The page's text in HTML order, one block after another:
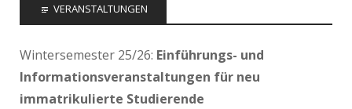
VERANSTALTUNGEN
Wintersemester 25/26: Einführungs- und
Informationsveranstaltungen für neu
immatrikulierte Studierende